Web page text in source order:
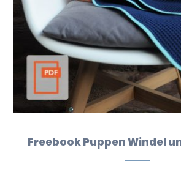
Freebook Puppen Windel